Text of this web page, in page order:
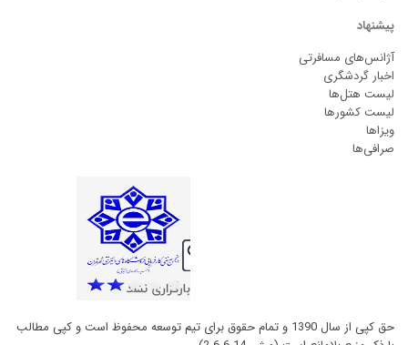
پیشنهاد
آژانس‌های مسافرتی
اخبار گردشگری
لیست هتل‌ها
لیست کشورها
ویزاها
صرافی‌ها
حق کپی از سال 1390 و تمام حقوق برای تیم توسعه محفوظ است و کپی مطالب